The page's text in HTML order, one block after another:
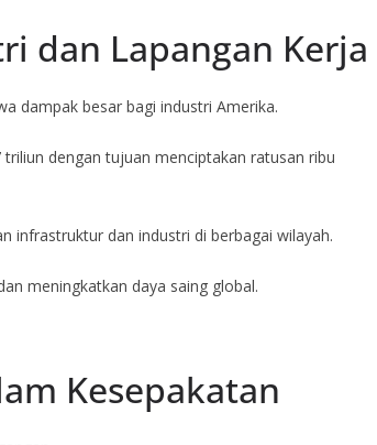
dan Lapangan Kerja
dampak besar bagi industri Amerika.
dengan tujuan menciptakan ratusan ribu
infrastruktur dan industri di berbagai wilayah.
meningkatkan daya saing global.
Kesepakatan